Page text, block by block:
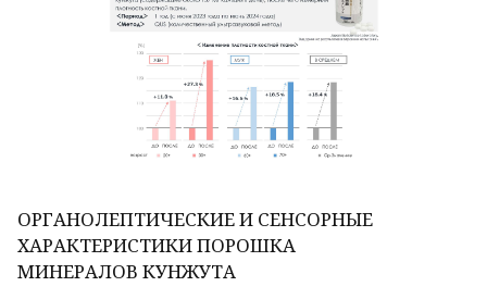
ОРГАНОЛЕПТИЧЕСКИЕ И СЕНСОРНЫЕ
ХАРАКТЕРИСТИКИ ПОРОШКА
МИНЕРАЛОВ КУНЖУТА